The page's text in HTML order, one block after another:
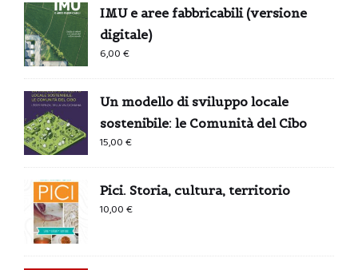
IMU e aree fabbricabili (versione
digitale)
6,00€
Un modello di sviluppo locale
sostenibile: le Comunità del Cibo
15,00€
Pici. Storia, cultura, territorio
10,00€